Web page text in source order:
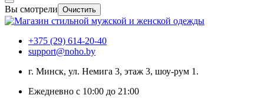
Вы смотрели Очистить
+375 (29) 614-20-40
support@noho.by
г. Минск, ул. Немига 3, этаж 3, шоу-рум 1.
Ежедневно с 10:00 до 21:00